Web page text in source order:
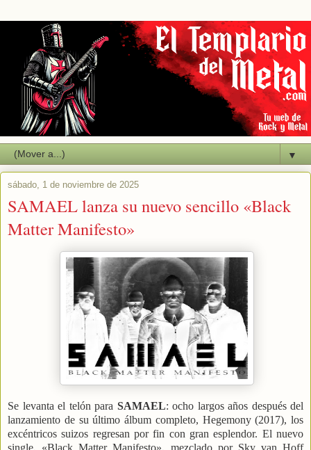
▼
sábado, 1 de noviembre de 2025
SAMAEL lanza su nuevo sencillo «Black
Matter Manifesto»
Se levanta el telón para SAMAEL: ocho largos años después del
lanzamiento de su último álbum completo, Hegemony (2017), los
excéntricos suizos regresan por fin con gran esplendor. El nuevo